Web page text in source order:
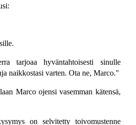
tarjoaa hyväntahtoisesti sinulle
naikkostasi varten. Ota ne, Marco."
Marco ojensi vasemman kätensä,
on selvitetty toivomustenne